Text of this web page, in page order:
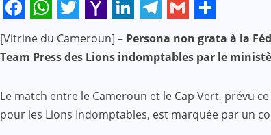
Facebook
WhatsApp
Twitter
Yahoo
Mail
LinkedIn
Telegram
GmailShare
[Vitrine du Cameroun] – Persona non grata à la
Team Press des Lions indomptables par le
Le match entre le Cameroun et le Cap Vert, prévu
pour les Lions Indomptables, est marquée par un